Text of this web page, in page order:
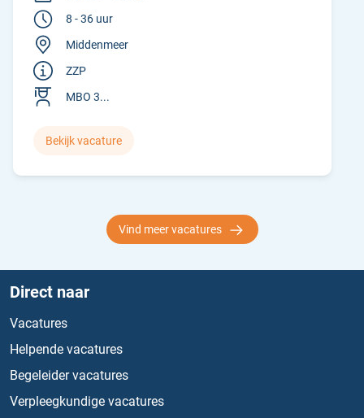
8 - 36 uur
Middenmeer
ZZP
MBO 3...
Bekijk vacature
Vind meer vacatures
Direct naar
Vacatures
Helpende vacatures
Begeleider vacatures
Verpleegkundige vacatures